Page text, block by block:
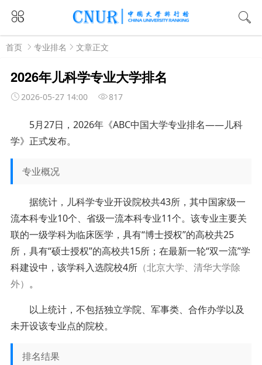
首页 专业排名 文章正文
2026年儿科学专业大学排名
2026-05-27 14:00 817
5月27日，2026年《ABC中国大学专业排名——儿科
学》正式发布。
专业概况
据统计，儿科学专业开设院校共43所，其中国家级一
流本科专业10个、省级一流本科专业11个。该专业主要关
联的一级学科为临床医学，具有“博士授权”的高校共25
所，具有“硕士授权”的高校共15所；在最新一轮“双一流”学
科建设中，该学科入选院校4所（北京大学、清华大学除
外） 。
以上统计，不包括独立学院、军事类、合作办学以及
未开设该专业点的院校。
排名结果